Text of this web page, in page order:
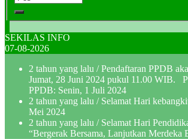
SEKILAS INFO
07-08-2026
2 tahun yang lalu / Pendaftaran PPDB
Jumat, 28 Juni 2024 pukul 11.00 WIB.
PPDB: Senin, 1 Juli 2024
2 tahun yang lalu / Selamat Hari
Mei 2024
2 tahun yang lalu / Selamat Hari
“Bergerak Bersama, Lanjutkan Merdeka